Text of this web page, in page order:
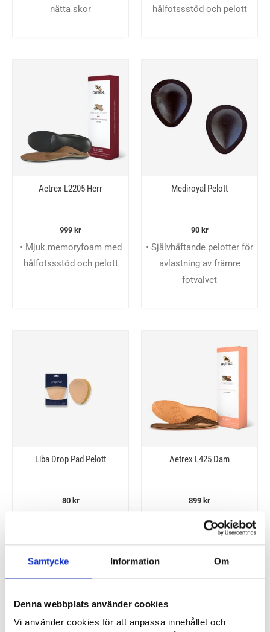
Samtycke Information Om
Denna webbplats använder cookies
Vi använder cookies för att anpassa innehållet och
nätta skor
hålfotssstöd och pelott
Aetrex L2205 Herr
999 kr
• Mjuk memoryfoam med
hålfotssstöd och pelott
Mediroyal Pelott
90 kr
• Självhäftande pelotter för
avlastning av främre
fotvalvet
Liba Drop Pad Pelott
80 kr
Aetrex L425 Dam
899 kr
• Mot pronation med
hålfotsstöd och pelott